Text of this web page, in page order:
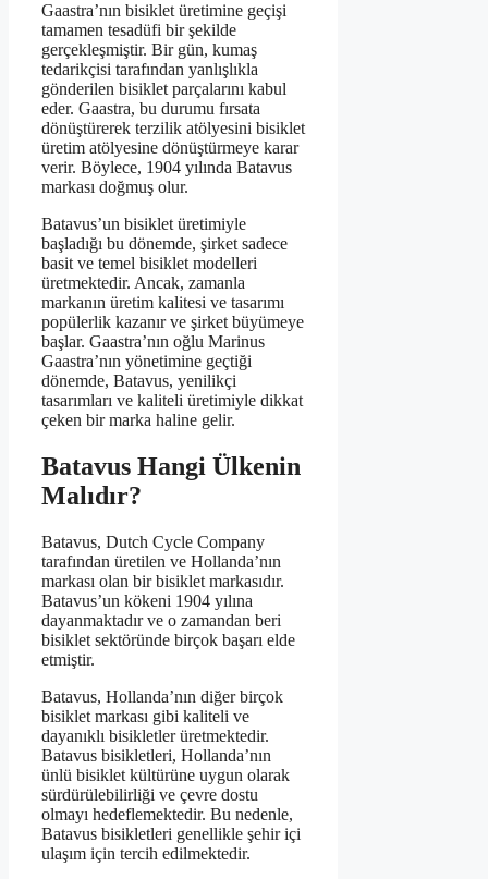
Gaastra’nın bisiklet üretimine geçişi
tamamen tesadüfi bir şekilde
gerçekleşmiştir. Bir gün, kumaş
tedarikçisi tarafından yanlışlıkla
gönderilen bisiklet parçalarını kabul
eder. Gaastra, bu durumu fırsata
dönüştürerek terzilik atölyesini bisiklet
üretim atölyesine dönüştürmeye karar
verir. Böylece, 1904 yılında Batavus
markası doğmuş olur.
Batavus’un bisiklet üretimiyle
başladığı bu dönemde, şirket sadece
basit ve temel bisiklet modelleri
üretmektedir. Ancak, zamanla
markanın üretim kalitesi ve tasarımı
popülerlik kazanır ve şirket büyümeye
başlar. Gaastra’nın oğlu Marinus
Gaastra’nın yönetimine geçtiği
dönemde, Batavus, yenilikçi
tasarımları ve kaliteli üretimiyle dikkat
çeken bir marka haline gelir.
Batavus Hangi Ülkenin
Malıdır?
Batavus, Dutch Cycle Company
tarafından üretilen ve Hollanda’nın
markası olan bir bisiklet markasıdır.
Batavus’un kökeni 1904 yılına
dayanmaktadır ve o zamandan beri
bisiklet sektöründe birçok başarı elde
etmiştir.
Batavus, Hollanda’nın diğer birçok
bisiklet markası gibi kaliteli ve
dayanıklı bisikletler üretmektedir.
Batavus bisikletleri, Hollanda’nın
ünlü bisiklet kültürüne uygun olarak
sürdürülebilirliği ve çevre dostu
olmayı hedeflemektedir. Bu nedenle,
Batavus bisikletleri genellikle şehir içi
ulaşım için tercih edilmektedir.